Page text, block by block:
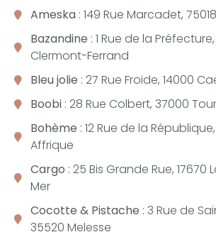
Ameska : 149 Rue Marcadet,
Bazandine : 1 Rue de la
Clermont-Ferrand
Bleu jolie : 27 Rue Froide, 14000
Boobi: 28 Rue Colbert, 37000
Bohème : 12 Rue de la
Affrique
Cargo : 25 Bis Grande Rue,
Mer
Cocotte & Pistache : 3 Rue de
35520 Melesse